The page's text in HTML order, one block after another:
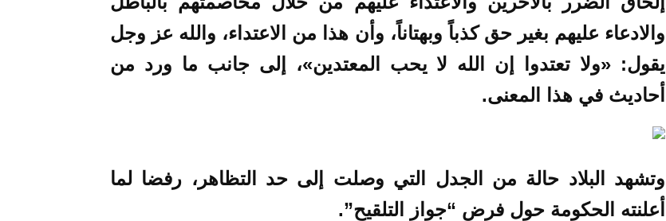
والادعاء عليهم بغير حق كذباً وبهتاناً، وأن هذا من الاعتداء، والله عز وجل
يقول: «ولا تعتدوا إن الله لا يحب المعتدين»، إلى جانب ما ورد من
أحاديث في هذا المعنى.
وتشهد البلاد حالة من الجدل التي وصلت إلى حد التظاهر، رفضا لما
أعلنته الحكومة حول فرض “جواز التلقيح”.